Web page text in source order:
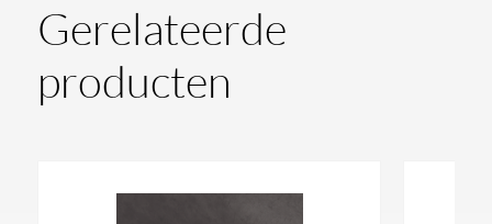
Gerelateerde
producten